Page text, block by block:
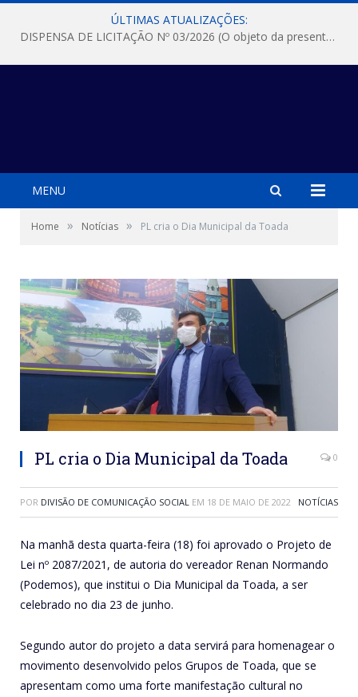
ÚLTIMAS ATUALIZAÇÕES:
DISPENSA DE LICITAÇÃO Nº 03/2026 (O objeto da presente dispensa é a escolha da proposta mais vantajosa para a aquisição, de aparelhos de ar condicionado, tipo Split, com material de instalação e fogão industrial, conforme condições, quantidades e exigências estabelecidas no termo de referencia e neste aviso de contratação direta e seus anexos)
MENU
Home » Notícias » PL cria o Dia Municipal da Toada
PL cria o Dia Municipal da Toada 0
POR DIVISÃO DE COMUNICAÇÃO SOCIAL EM 18 DE MAIO DE 2022 NOTÍCIAS
Na manhã desta quarta-feira (18) foi aprovado o Projeto de
Lei nº 2087/2021, de autoria do vereador Renan Normando
(Podemos), que institui o Dia Municipal da Toada, a ser
celebrado no dia 23 de junho.
Segundo autor do projeto a data servirá para homenagear o
movimento desenvolvido pelos Grupos de Toada, que se
apresentam como uma forte manifestação cultural no